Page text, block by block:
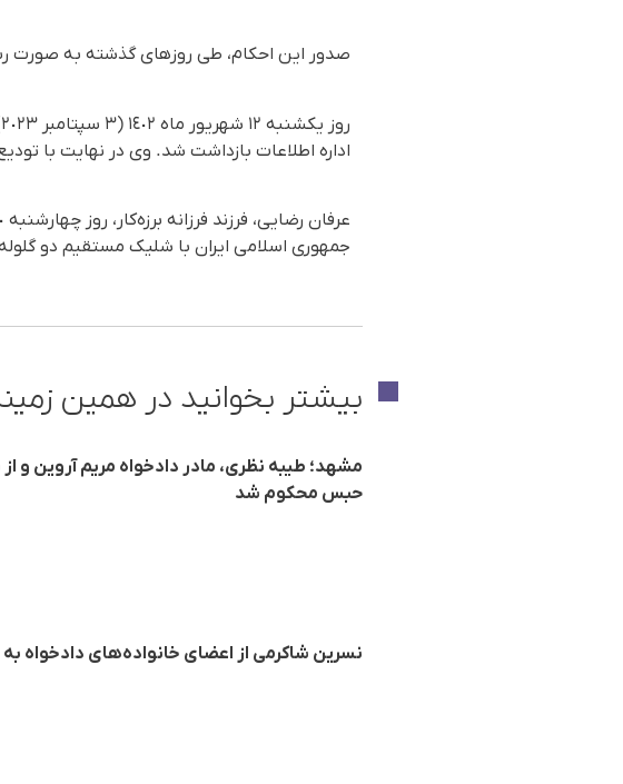
صدور این احکام، طی روزهای گذشته به صورت
اداره اطلاعات بازداشت شد. وی در نهایت با
جمهوری اسلامی ایران با شلیک مستقیم دو
بیشتر بخوانید در همین
حبس محکوم‌ شد
نسرین شاکرمی از اعضای خانوادەهای